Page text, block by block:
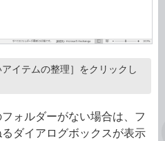
イテムの整理］をクリックし
ォルダーがない場合は、フ
ダイアログボックスが表示